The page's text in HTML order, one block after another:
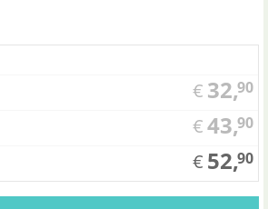
€ 32,90
€43,90
€ 52,90